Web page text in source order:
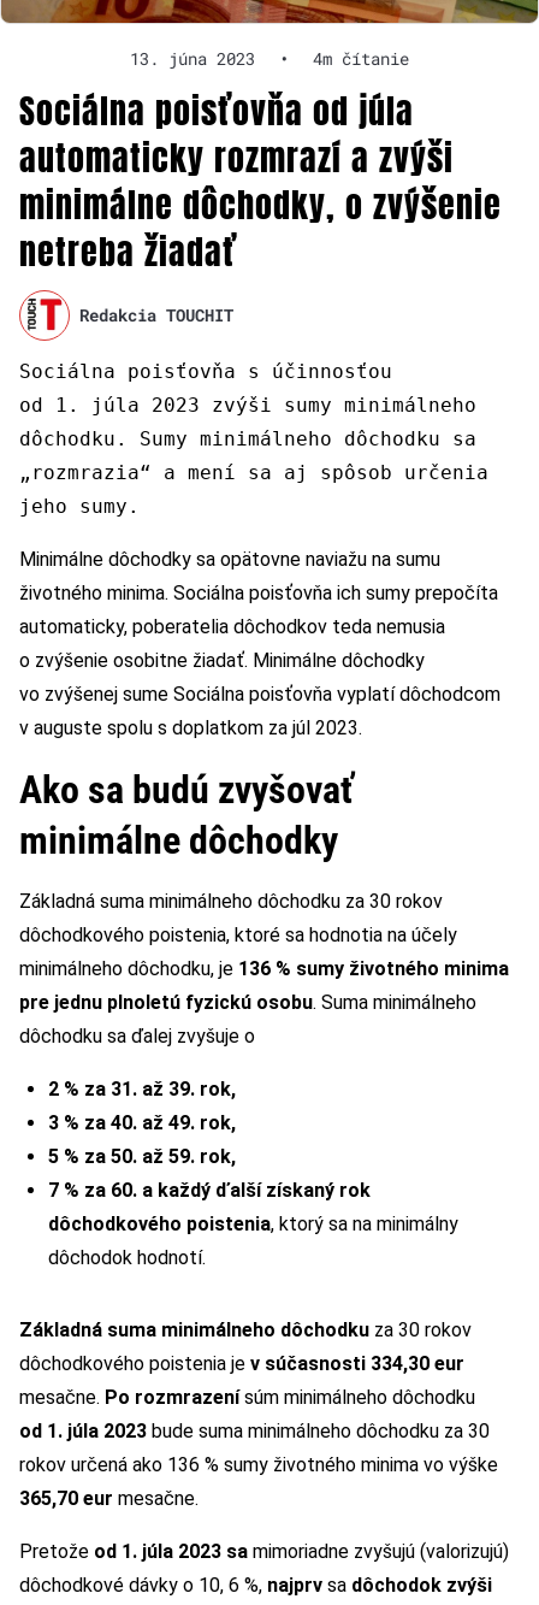
13. júna 2023 • 4m čítanie
Sociálna poisťovňa od júla
automaticky rozmrazí a zvýši
minimálne dôchodky, o zvýšenie
netreba žiadať
Redakcia TOUCHIT
Sociálna poisťovňa s účinnosťou
od 1. júla 2023 zvýši sumy minimálneho
dôchodku. Sumy minimálneho dôchodku sa
„rozmrazia“ a mení sa aj spôsob určenia
jeho sumy.
Minimálne dôchodky sa opätovne naviažu na sumu
životného minima. Sociálna poisťovňa ich sumy prepočíta
automaticky, poberatelia dôchodkov teda nemusia
o zvýšenie osobitne žiadať. Minimálne dôchodky
vo zvýšenej sume Sociálna poisťovňa vyplatí dôchodcom
v auguste spolu s doplatkom za júl 2023.
Ako sa budú zvyšovať
minimálne dôchodky
Základná suma minimálneho dôchodku za 30 rokov
dôchodkového poistenia, ktoré sa hodnotia na účely
minimálneho dôchodku, je 136 % sumy životného minima
pre jednu plnoletú fyzickú osobu. Suma minimálneho
dôchodku sa ďalej zvyšuje o
2 % za 31. až 39. rok,
3 % za 40. až 49. rok,
5 % za 50. až 59. rok,
7 % za 60. a každý ďalší získaný rok
dôchodkového poistenia, ktorý sa na minimálny
dôchodok hodnotí.
Základná suma minimálneho dôchodku za 30 rokov
dôchodkového poistenia je v súčasnosti 334,30 eur
mesačne. Po rozmrazenísúm minimálneho dôchodku
od 1. júla 2023 bude suma minimálneho dôchodku za 30
rokov určená ako 136 % sumy životného minima vo výške
365,70 eur mesačne.
Pretože od 1. júla 2023 sa mimoriadne zvyšujú (valorizujú)
dôchodkové dávky o 10, 6 %, najprv sa dôchodok zvýši